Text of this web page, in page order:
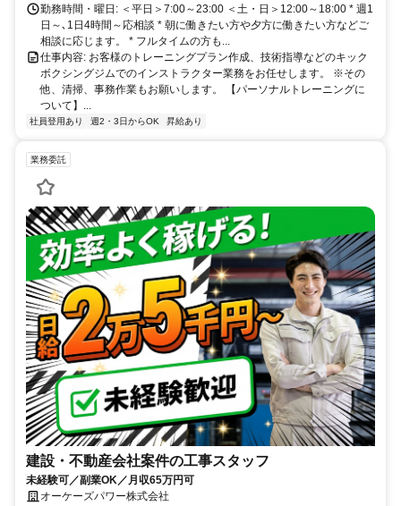
勤務時間・曜日: ＜平日＞7:00～23:00 ＜土・日＞12:00～18:00 * 週1
日～､1日4時間～応相談 * 朝に働きたい方や夕方に働きたい方などご
相談に応じます。 * フルタイムの方も...
仕事内容: お客様のトレーニングプラン作成、技術指導などのキック
ボクシングジムでのインストラクター業務をお任せします。 ※その
他、清掃、事務作業もお願いします。 【パーソナルトレーニングに
ついて】...
社員登用あり 週2・3日からOK 昇給あり
業務委託
建設・不動産会社案件の工事スタッフ
未経験可／副業OK／月収65万円可
オーケーズパワー株式会社